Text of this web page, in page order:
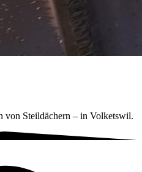
von Steildächern – in Volketswil.